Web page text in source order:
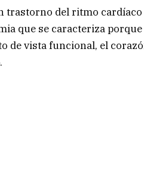
trastorno del ritmo
que se caracteriza
de vista funcional, el